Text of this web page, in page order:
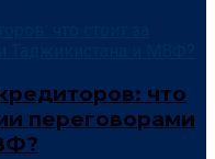
что
переговорами